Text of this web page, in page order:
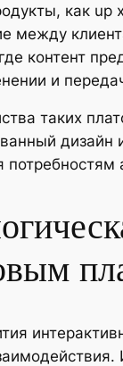
как up
между
контент
и
таких
дизайн